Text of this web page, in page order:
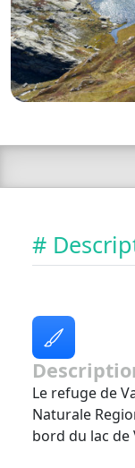
#
Le refuge de
Naturale
bord du lac de